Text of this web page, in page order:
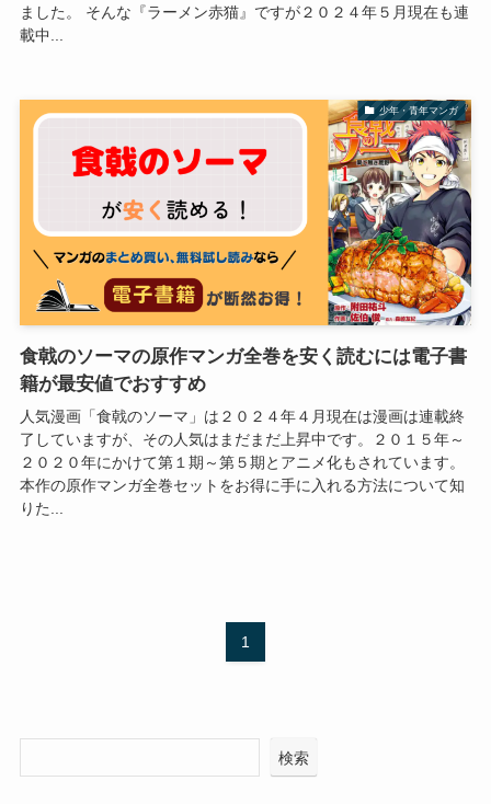
ました。 そんな『ラーメン赤猫』ですが２０２４年５月現在も連
載中...
少年・青年マンガ
食戟のソーマの原作マンガ全巻を安く読むには電子書
籍が最安値でおすすめ
人気漫画「食戟のソーマ」は２０２４年４月現在は漫画は連載終
了していますが、その人気はまだまだ上昇中です。２０１５年～
２０２０年にかけて第１期～第５期とアニメ化もされています。
本作の原作マンガ全巻セットをお得に手に入れる方法について知
りた...
1
検索